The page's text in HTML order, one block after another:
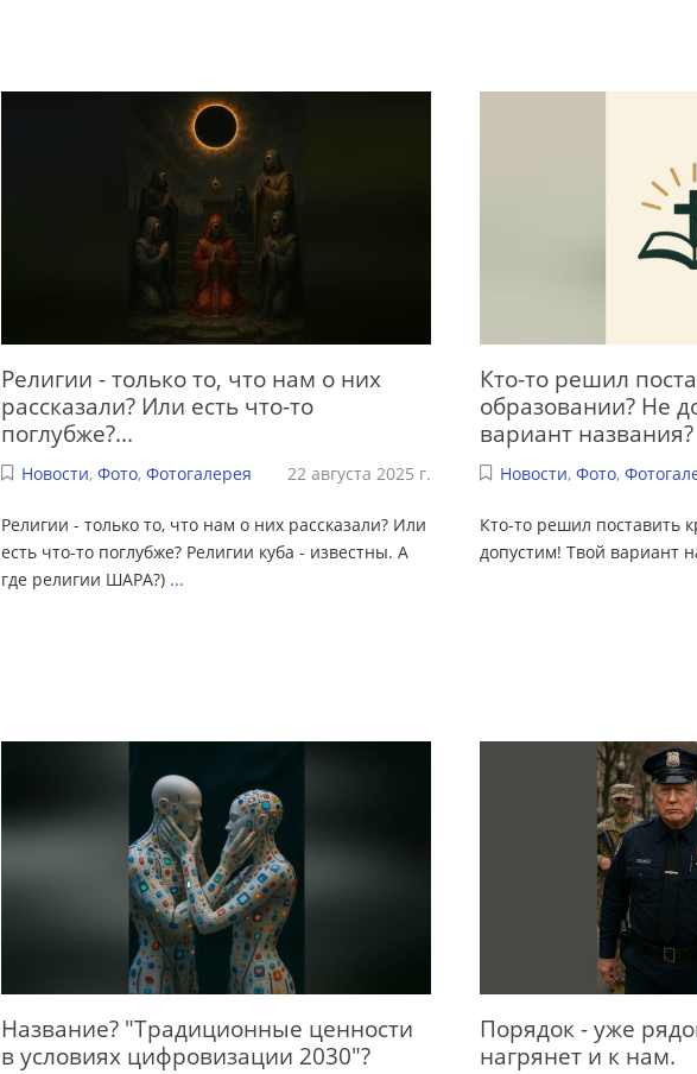
Религии - только то, что нам о них
рассказали? Или есть что-то
поглубже?...
Новости, Фото, Фотогалерея 22 августа 2025 г.
Религии - только то, что нам о них рассказали? Или
есть что-то поглубже? Религии куба - известны. А
где религии ШАРА?) ...
Кто-то решил
образовании? Не
вариант названия?
Новости,Фото,
Кто-то решил поставить
допустим! Твой вариант
Название? "Традиционные ценности
в условиях цифровизации 2030"?
Порядок - уже
нагрянет и к нам.